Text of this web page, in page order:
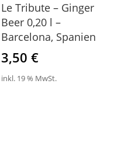
Le Tribute – Ginger
Beer 0,20 l –
Barcelona, Spanien
3,50€
inkl. 19 % MwSt.